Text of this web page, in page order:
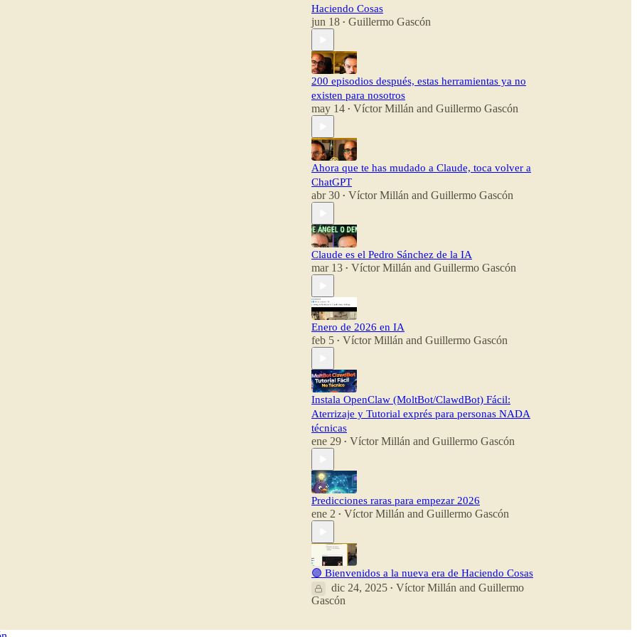
Haciendo Cosas
jun 18 • Guillermo Gascón
200 episodios después, estas herramientas ya no
existen para nosotros
may 14 • Víctor Millán and Guillermo Gascón
Ahora que te has mudado a Claude, toca volver a
ChatGPT
abr 30 • Víctor Millán and Guillermo Gascón
Claude es el Pedro Sánchez de la IA
mar 13 • Víctor Millán and Guillermo Gascón
Enero de 2026 en IA
feb 5 • Víctor Millán and Guillermo Gascón
Instala OpenClaw (MoltBot/ClawdBot) Fácil:
Aterrizaje y Tutorial exprés para personas NADA
técnicas
ene 29 • Víctor Millán and Guillermo Gascón
Predicciones raras para empezar 2026
ene 2 • Víctor Millán and Guillermo Gascón
🟣 Bienvenidos a la nueva era de Haciendo Cosas
dic 24, 2025 • Víctor Millán and Guillermo
Gascón